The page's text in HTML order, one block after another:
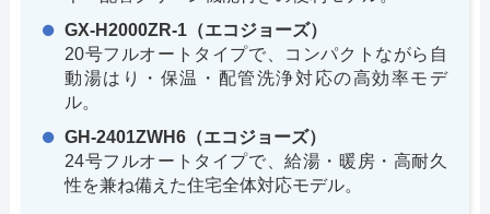
GX-H2000ZR-1（エコジョーズ）
20号フルオートタイプで、コンパクトながら自
動湯はり・保温・配管洗浄対応の高効率モデ
ル。
GH-2401ZWH6（エコジョーズ）
24号フルオートタイプで、給湯・暖房・高耐久
性を兼ね備えた住宅全体対応モデル。